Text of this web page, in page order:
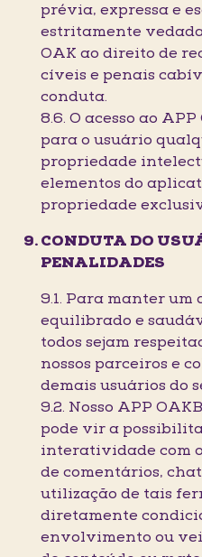
prévia, expressa e
estritamente
OAK ao direito de
cíveis e penais
conduta.
8.6. O acesso ao
para o usuário
propriedade
elementos do
propriedade
CONDUTA DO
PENALIDADES
9.1. Para manter
equilibrado e
todos sejam
nossos parceiros e
demais usuários do
9.2. Nosso APP
pode vir a
interatividade com
de comentários,
utilização de tais
diretamente
envolvimento ou